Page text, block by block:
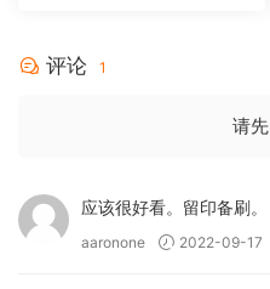
评论 1
请先
应该很好看。留印备刷。
aaronone 2022-09-17